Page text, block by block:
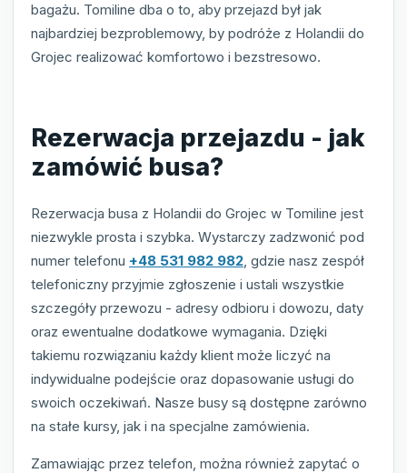
bagażu. Tomiline dba o to, aby przejazd był jak
najbardziej bezproblemowy, by podróże z Holandii do
Grojec realizować komfortowo i bezstresowo.
Rezerwacja przejazdu - jak
zamówić busa?
Rezerwacja busa z Holandii do Grojec w Tomiline jest
niezwykle prosta i szybka. Wystarczy zadzwonić pod
numer telefonu +48 531 982 982, gdzie nasz zespół
telefoniczny przyjmie zgłoszenie i ustali wszystkie
szczegóły przewozu - adresy odbioru i dowozu, daty
oraz ewentualne dodatkowe wymagania. Dzięki
takiemu rozwiązaniu każdy klient może liczyć na
indywidualne podejście oraz dopasowanie usługi do
swoich oczekiwań. Nasze busy są dostępne zarówno
na stałe kursy, jak i na specjalne zamówienia.
Zamawiając przez telefon, można również zapytać o